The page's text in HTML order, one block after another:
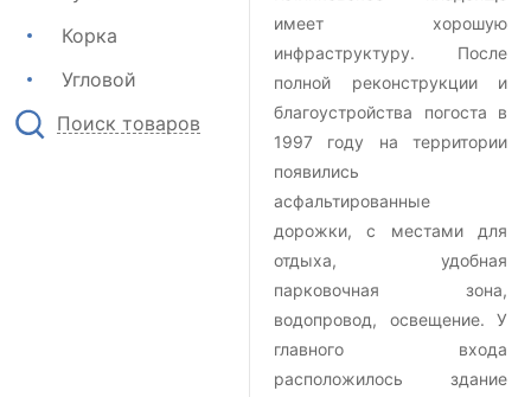
Корка
Угловой
Поиск товаров
имеет хорошую
инфраструктуру. После
полной реконструкции и
благоустройства погоста в
1997 году на территории
появились
асфальтированные
дорожки, с местами для
отдыха, удобная
парковочная зона,
водопровод, освещение. У
главного входа
расположилось здание